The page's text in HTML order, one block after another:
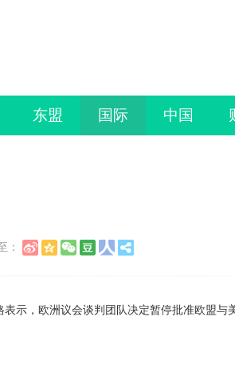
东盟 国际 中国
：
示，欧洲议会谈判团队决定暂停批准欧盟与